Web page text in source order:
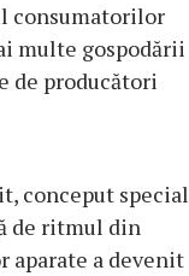
consumatorilor
multe gospodării
de producători
conceput special
de ritmul din
aparate a devenit